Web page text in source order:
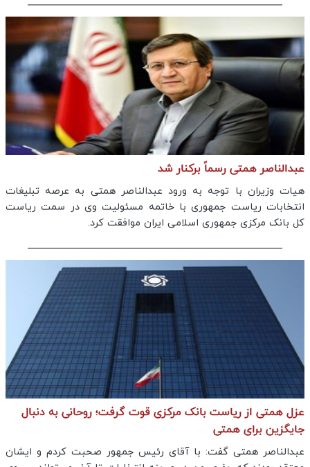
عبدالناصر همتی رسماً برکنار شد
هیات وزیران با توجه به ورود عبدالناصر همتی به عرصه تبلیغات
انتخابات ریاست جمهوری با خاتمه مسئولیت وی در سمت ریاست
کل بانک مرکزی جمهوری اسلامی ایران موافقت کرد.
عزل همتی از ریاست بانک مرکزی قوت گرفت؛ روحانی به دنبال
جایگزین برای همتی
عبدالناصر همتی گفت: با آقای رئیس جمهور صحبت کردم و ایشان